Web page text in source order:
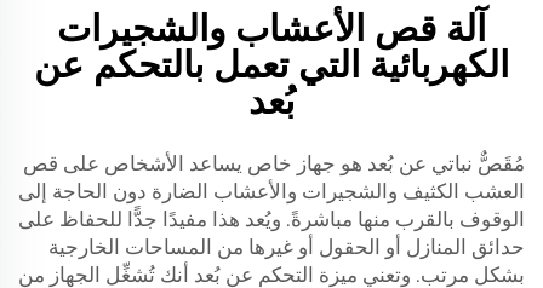
آلة قص الأعشاب والشجيرات
الكهربائية التي تعمل بالتحكم عن
بُعد
مُقَصٌّ نباتي عن بُعد هو جهاز خاص يساعد الأشخاص على قص
العشب الكثيف والشجيرات والأعشاب الضارة دون الحاجة إلى
الوقوف بالقرب منها مباشرةً. ويُعد هذا مفيدًا جدًّا للحفاظ على
حدائق المنازل أو الحقول أو غيرها من المساحات الخارجية
بشكل مرتب. وتعني ميزة التحكم عن بُعد أنك تُشغِّل الجهاز من